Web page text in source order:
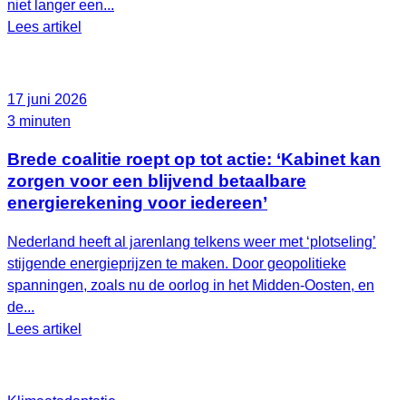
niet langer een...
Lees artikel
17 juni 2026
3 minuten
Brede coalitie roept op tot actie: ‘Kabinet kan
zorgen voor een blijvend betaalbare
energierekening voor iedereen’
Nederland heeft al jarenlang telkens weer met ‘plotseling’
stijgende energieprijzen te maken. Door geopolitieke
spanningen, zoals nu de oorlog in het Midden-Oosten, en
de...
Lees artikel